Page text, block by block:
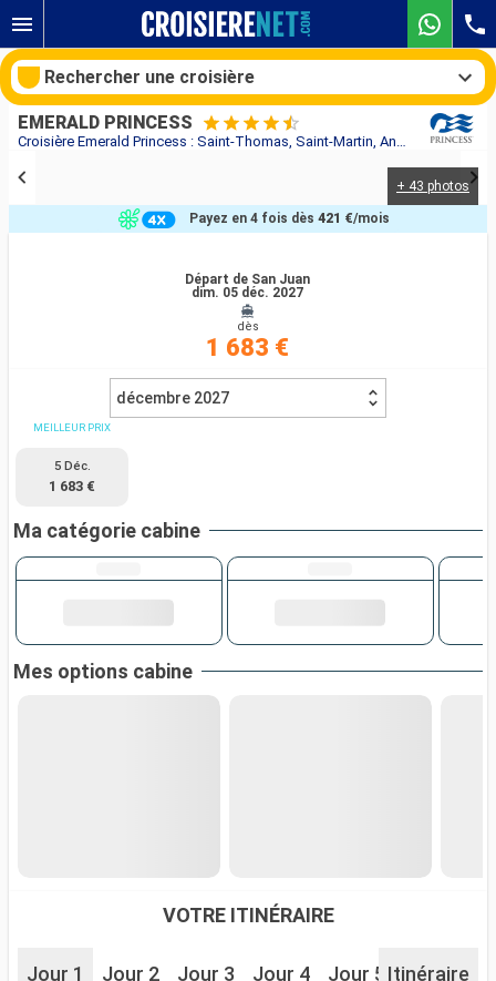
Croisière Emerald Princess : Saint-Thomas, Saint-Martin, Antigua-et-Barbuda, Sainte-Lucie, Barbade, Tortola, Martinique, Dominique, Porto Rico au départ de San Juan
EMERALD PRINCESS
+ 43 photos
Départ de San Juan
dim. 05 déc. 2027
dès
1 683 €
Payez en 4 fois dès 421 €/mois
décembre 2027
MEILLEUR PRIX
5 Déc.
1 683 €
Ma catégorie cabine
Mes options cabine
VOTRE ITINÉRAIRE
Jour 1 Jour 2 Jour 3 Jour 4 Jour 5 Jour 6
Itinéraire
Rechercher une croisière
Compagnies
Rechercher